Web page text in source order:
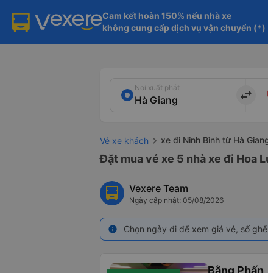
Cam kết hoàn 150% nếu nhà xe
không cung cấp dịch vụ vận chuyển (*)
Nơi xuất phát
import_export
Vé xe khách xe đi Ninh Bình từ Hà
Đặt mua vé xe 5 nhà xe đi Hoa
Vexere Team
Ngày cập nhật: 05/08/2026
info Chọn ngày đi để xem giá vé, số
Bằng Phấn